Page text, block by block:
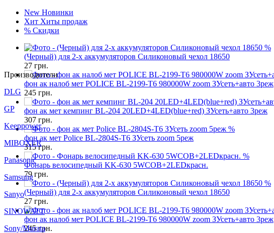
New Новинки
Хит Хиты продаж
% Скидки
%
(Черный) для 2-х аккумуляторов Силиконовый чехол 18650
27 грн.
фон ак налоб мет POLICE BL-2199-T6 980000W zoom ЗУсеть+авто 3реж
245 грн.
фон ак мет кемпинг BL-204 20LED+4LED(blue+red) ЗУсеть+авто 3реж
307 грн.
%
фон ак мет Police BL-2804S-T6 ЗУсеть zoom 5реж
315грн.
%
Фонарь велосипедный KK-630 5WCOB+2LEDкрасн.
79грн.
%
(Черный) для 2-х аккумуляторов Силиконовый чехол 18650
27 грн.
фон ак налоб мет POLICE BL-2199-T6 980000W zoom ЗУсеть+авто 3реж
245грн.
Производители
DLG
GP
Keeppower
MIBOXER
Panasonic
Samsung
Sanyo
SINOWATT
Sony/Murata